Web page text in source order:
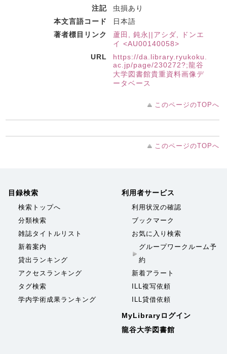
注記
虫損あり
本文言語コード
日本語
著者標目リンク
蘆田, 鈍永||アシダ, ドンエ
イ <AU00140058>
URL
https://da.library.ryukoku.
ac.jp/page/230272?;龍谷
大学図書館貴重資料画像デ
ータベース
このページのTOPへ
このページのTOPへ
目録検索
検索トップへ
分類検索
雑誌タイトルリスト
新着案内
貸出ランキング
アクセスランキング
タグ検索
学内学術成果ランキング
利用者サービス
利用状況の確認
ブックマーク
お気に入り検索
グループワークルーム予
約
新着アラート
ILL複写依頼
ILL貸借依頼
MyLibraryログイン
龍谷大学図書館